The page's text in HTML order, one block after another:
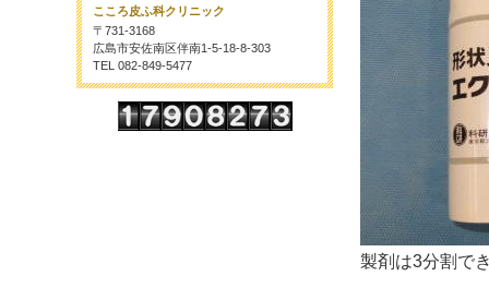
製剤は3分割で
こころ皮ふ科クリニック
〒731-3168
広島市安佐南区伴南1-5-18-8-303
TEL 082-849-5477